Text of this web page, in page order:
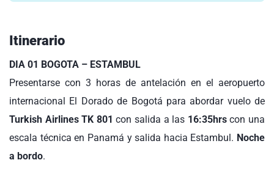
Itinerario
DIA 01 BOGOTA – ESTAMBUL
Presentarse con 3 horas de antelación en el aeropuerto
internacional El Dorado de Bogotá para abordar vuelo de
Turkish Airlines TK 801 con salida a las 16:35hrscon una
escala técnica en Panamá y salida hacia Estambul. Noche
a bordo.